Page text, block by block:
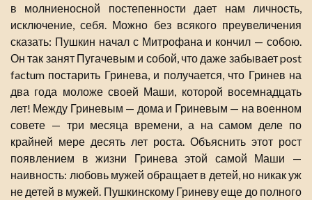
в молниеносной постепенности дает нам личность,
исключение, себя. Можно без всякого преувеличения
сказать: Пушкин начал с Митрофана и кончил — собою.
Он так занят Пугачевым и собой, что даже забывает post
factum постарить Гринева, и получается, что Гринев на
два года моложе своей Маши, которой восемнадцать
лет! Между Гриневым — дома и Гриневым — на военном
совете — три месяца времени, а на самом деле по
крайней мере десять лет роста. Объяснить этот рост
появлением в жизни Гринева этой самой Маши —
наивность: любовь мужей обращает в детей, но никак уж
не детей в мужей. Пушкинскому Гриневу еще до полного